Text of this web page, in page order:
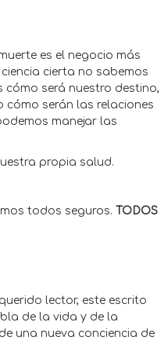
es el negocio más
cierta no sabemos
cómo será nuestro destino,
cómo serán las relaciones
manejar las
propia salud.
todos seguros. TODOS
lector, este escrito
de la vida y de la
una nueva conciencia de